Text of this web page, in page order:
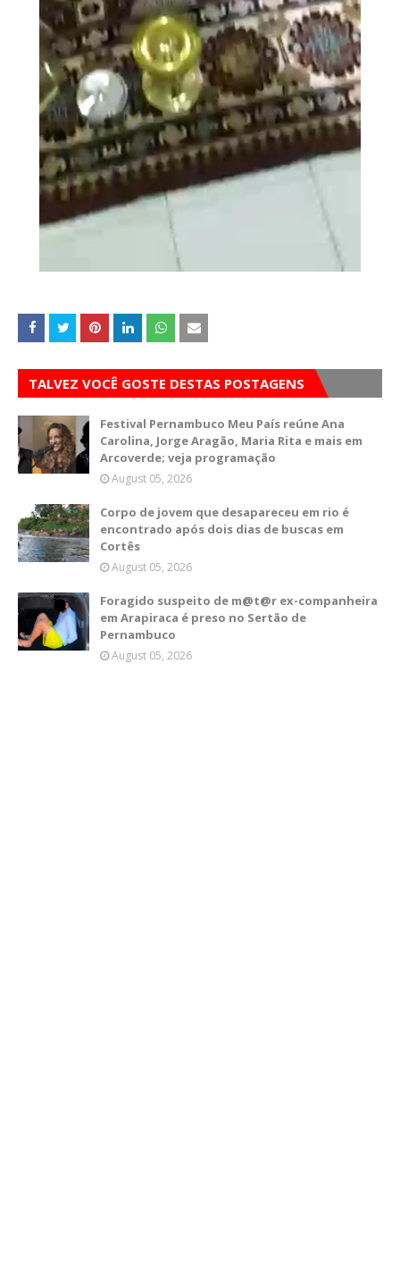
TALVEZ VOCÊ GOSTE DESTAS POSTAGENS
Festival Pernambuco Meu País reúne Ana
Carolina, Jorge Aragão, Maria Rita e mais em
Arcoverde; veja programação
August 05, 2026
Corpo de jovem que desapareceu em rio é
encontrado após dois dias de buscas em
Cortês
August 05, 2026
Foragido suspeito de m@t@r ex-companheira
em Arapiraca é preso no Sertão de
Pernambuco
August 05, 2026